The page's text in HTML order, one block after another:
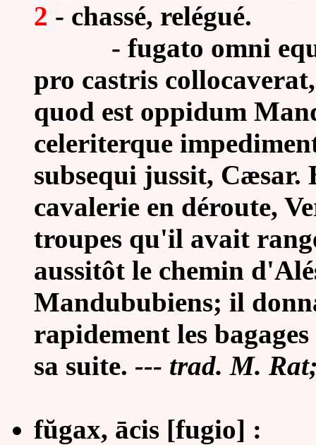
2 - chassé, relégué.
- fugato omni
pro castris
quod est oppidum
celeriterque
subsequi jussit, Cæsar.
cavalerie en déroute,
troupes qu'il avait
aussitôt le chemin
Mandububiens; il
rapidement les
sa suite. --- trad. M.
fŭgax, ācis [fugio] :